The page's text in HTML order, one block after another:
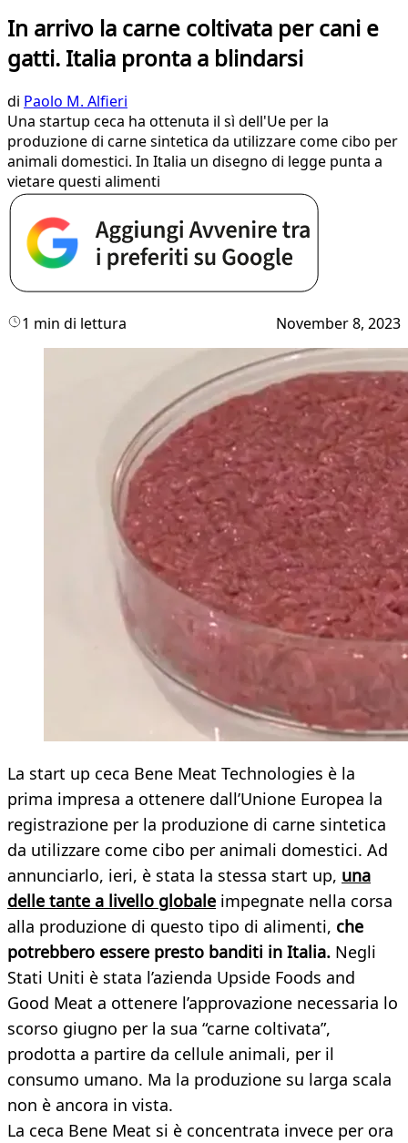
In arrivo la carne coltivata per cani e
gatti. Italia pronta a blindarsi
di Paolo M. Alfieri
Una startup ceca ha ottenuta il sì dell'Ue per la
produzione di carne sintetica da utilizzare come cibo per
animali domestici. In Italia un disegno di legge punta a
vietare questi alimenti
1 min di lettura November 8, 2023
La start up ceca Bene Meat Technologies è la
prima impresa a ottenere dall’Unione Europea la
registrazione per la produzione di carne sintetica
da utilizzare come cibo per animali domestici. Ad
annunciarlo, ieri, è stata la stessa start up, una
delle tante a livello globale impegnate nella corsa
alla produzione di questo tipo di alimenti, che
potrebbero essere presto banditi in Italia. Negli
Stati Uniti è stata l’azienda Upside Foods and
Good Meat a ottenere l’approvazione necessaria lo
scorso giugno per la sua “carne coltivata”,
prodotta a partire da cellule animali, per il
consumo umano. Ma la produzione su larga scala
non è ancora in vista.
La ceca Bene Meat si è concentrata invece per ora